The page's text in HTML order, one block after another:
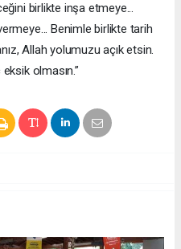
birlikte inşa etmeye...
Benimle birlikte tarih
Allah yolumuzu açık etsin.
olmasın.”